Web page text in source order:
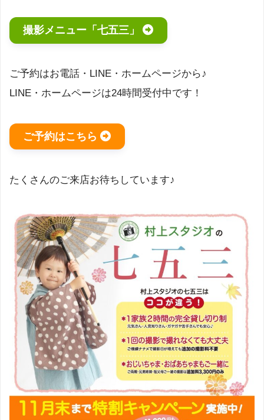
撮影メニュー「七五三」
ご予約はお電話・LINE・ホームページから♪
LINE・ホームページは24時間受付中です！
ご予約はこちら
たくさんのご来店お待ちしています♪